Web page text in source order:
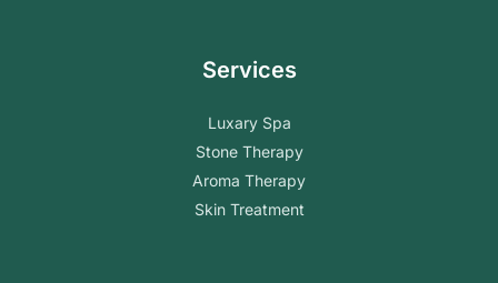
Services
Luxary Spa
Stone Therapy
Aroma Therapy
Skin Treatment